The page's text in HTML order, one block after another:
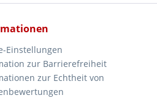
Einstellungen
zur Barrierefreiheit
zur Echtheit von